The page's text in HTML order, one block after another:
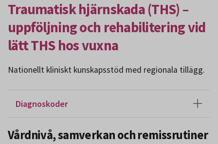
Traumatisk hjärnskada (THS) –
uppföljning och rehabilitering vid
lätt THS hos vuxna
Nationellt kliniskt kunskapsstöd med regionala tillägg.
Diagnoskoder
Vårdnivå, samverkan och remissrutiner